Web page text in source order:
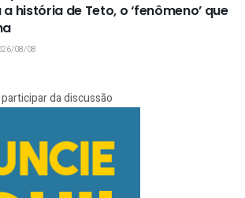
história de Teto, o ‘fenômeno’ que
08/08
da discussão